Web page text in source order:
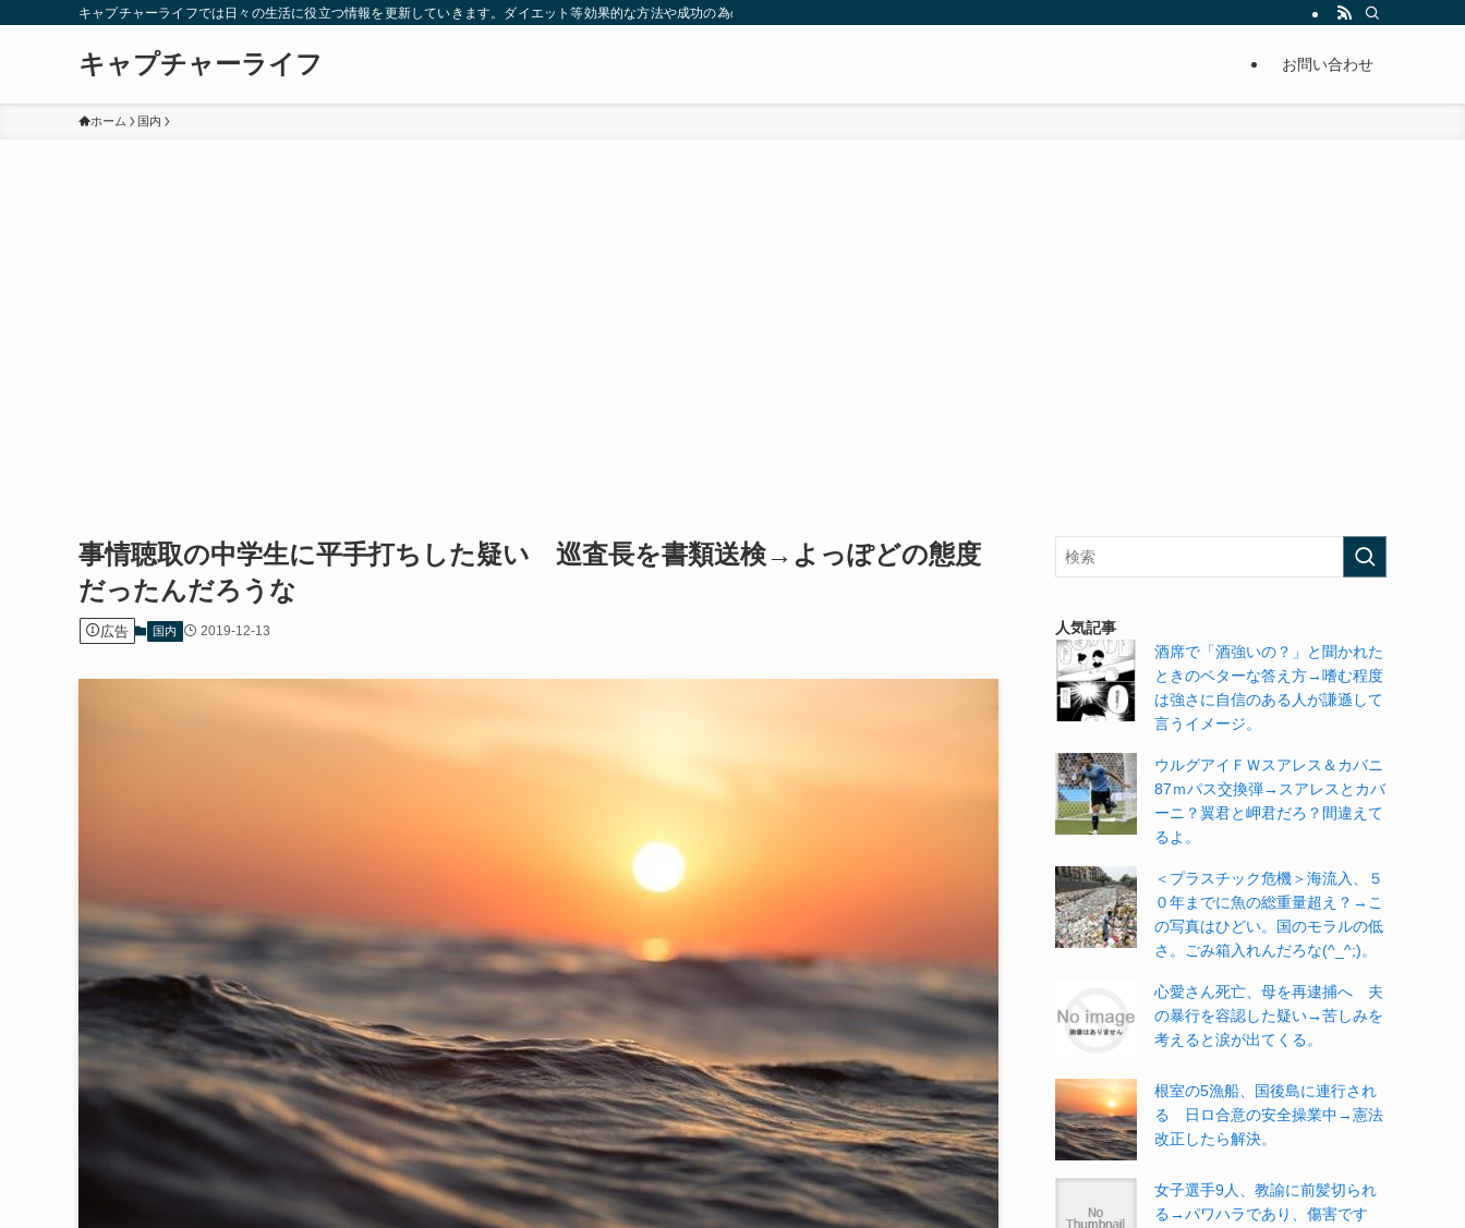
キャプチャーライフでは日々の生活に役立つ情報を更新していきます。ダイエット等効果的な方法や成功の為の秘訣等。太ったり悩んでいる方々が簡単に痩せることが出来るように分かりやすくまとめています。
キャプチャーライフ お問い合わせ
ホーム 国内
事情聴取の中学生に平手打ちした疑い 巡査長を書類送検→よっぽどの態度
だったんだろうな
広告 国内 2019-12-13
人気記事
酒席で「酒強いの？」と聞かれた
ときのベターな答え方→嗜む程度
は強さに自信のある人が謙遜して
言うイメージ。
ウルグアイＦＷスアレス＆カバニ
87ｍパス交換弾→スアレスとカバ
ーニ？翼君と岬君だろ？間違えて
るよ。
＜プラスチック危機＞海流入、５
０年までに魚の総重量超え？→こ
の写真はひどい。国のモラルの低
さ。ごみ箱入れんだろな(^_^;)。
心愛さん死亡、母を再逮捕へ 夫
の暴行を容認した疑い→苦しみを
考えると涙が出てくる。
根室の5漁船、国後島に連行され
る 日ロ合意の安全操業中→憲法
改正したら解決。
女子選手9人、教諭に前髪切られ
る→パワハラであり、傷害です